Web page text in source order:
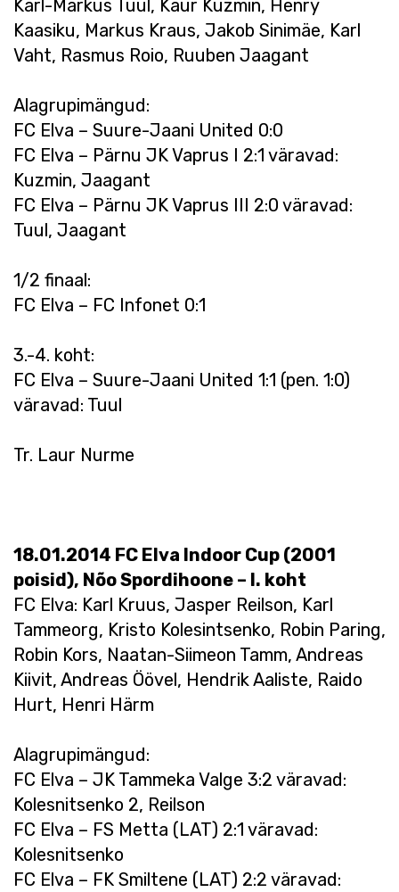
Karl-Markus Tuul, Kaur Kuzmin, Henry
Kaasiku, Markus Kraus, Jakob Sinimäe, Karl
Vaht, Rasmus Roio, Ruuben Jaagant
Alagrupimängud:
FC Elva – Suure-Jaani United 0:0
FC Elva – Pärnu JK Vaprus I 2:1 väravad:
Kuzmin, Jaagant
FC Elva – Pärnu JK Vaprus III 2:0 väravad:
Tuul, Jaagant
1/2 finaal:
FC Elva – FC Infonet 0:1
3.-4. koht:
FC Elva – Suure-Jaani United 1:1 (pen. 1:0)
väravad: Tuul
Tr. Laur Nurme
18.01.2014 FC Elva Indoor Cup (2001
poisid), Nõo Spordihoone – I. koht
FC Elva: Karl Kruus, Jasper Reilson, Karl
Tammeorg, Kristo Kolesintsenko, Robin Paring,
Robin Kors, Naatan-Siimeon Tamm, Andreas
Kiivit, Andreas Öövel, Hendrik Aaliste, Raido
Hurt, Henri Härm
Alagrupimängud:
FC Elva – JK Tammeka Valge 3:2 väravad:
Kolesnitsenko 2, Reilson
FC Elva – FS Metta (LAT) 2:1 väravad:
Kolesnitsenko
FC Elva – FK Smiltene (LAT) 2:2 väravad: